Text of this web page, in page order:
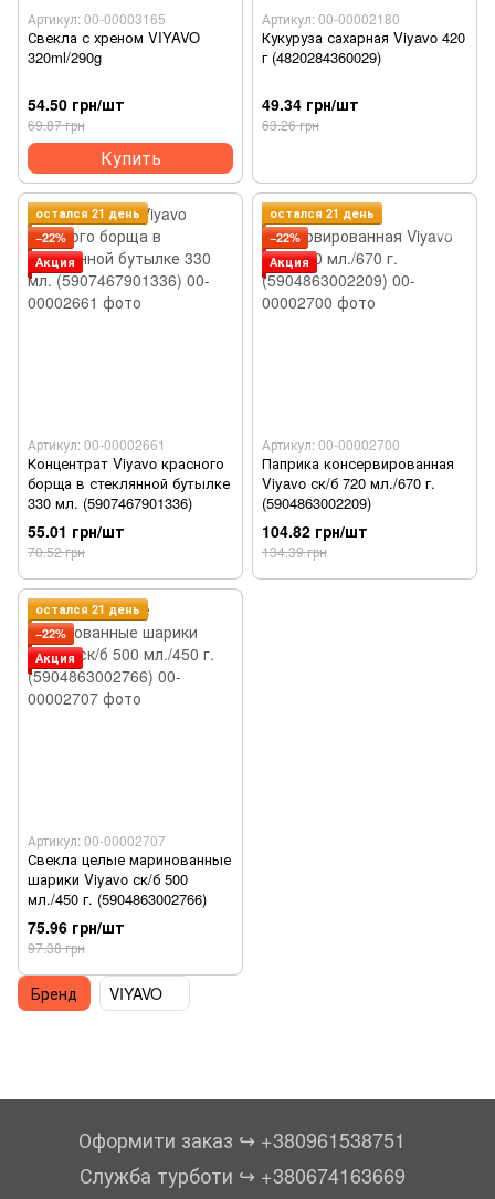
Артикул: 00-00003165
Свекла с хреном VIYAVO
320ml/290g
54.50 грн/шт
69.87 грн
Купить
Артикул: 00-00002180
Кукуруза сахарная Viyavo 420
г (4820284360029)
49.34 грн/шт
63.26 грн
остался 21 день
−22%
Акция
Артикул: 00-00002661
Концентрат Viyavo красного
борща в стеклянной бутылке
330 мл. (5907467901336)
55.01 грн/шт
70.52 грн
остался 21 день
−22%
Акция
Артикул: 00-00002700
Паприка консервированная
Viyavo ск/б 720 мл./670 г.
(5904863002209)
104.82 грн/шт
134.39 грн
остался 21 день
−22%
Акция
Артикул: 00-00002707
Свекла целые маринованные
шарики Viyavo ск/б 500
мл./450 г. (5904863002766)
75.96 грн/шт
97.38 грн
Бренд VIYAVO
Оформити заказ ↪︎ +380961538751
Служба турботи ↪︎ +380674163669